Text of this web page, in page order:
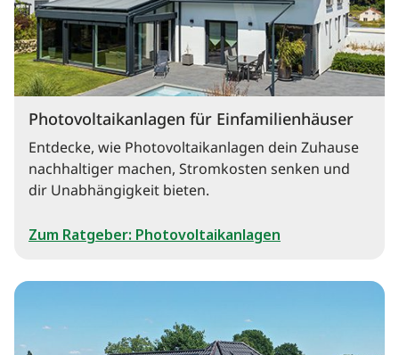
Photovoltaikanlagen für Einfamilienhäuser
Entdecke, wie Photovoltaikanlagen dein Zuhause
nachhaltiger machen, Stromkosten senken und
dir Unabhängigkeit bieten.
Zum Ratgeber: Photovoltaikanlagen